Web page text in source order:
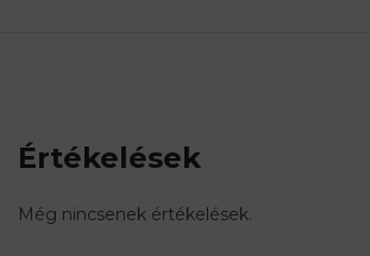
Értékelések
Még nincsenek értékelések.